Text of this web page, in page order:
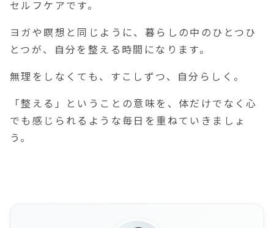
セルフケアです。
ヨガや瞑想と同じように、暮らしの中のひとつひ
とつが、自分を整える時間になります。
無理をしなくても、すこしずつ、自分らしく。
「整える」ということの意味を、体だけでなく心
でも感じられるような毎日を重ねていきましょ
う。